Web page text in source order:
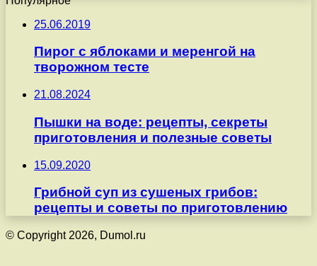
25.06.2019
Пирог с яблоками и меренгой на
творожном тесте
21.08.2024
Пышки на воде: рецепты, секреты
приготовления и полезные советы
15.09.2020
Грибной суп из сушеных грибов:
рецепты и советы по приготовлению
© Copyright 2026, Dumol.ru